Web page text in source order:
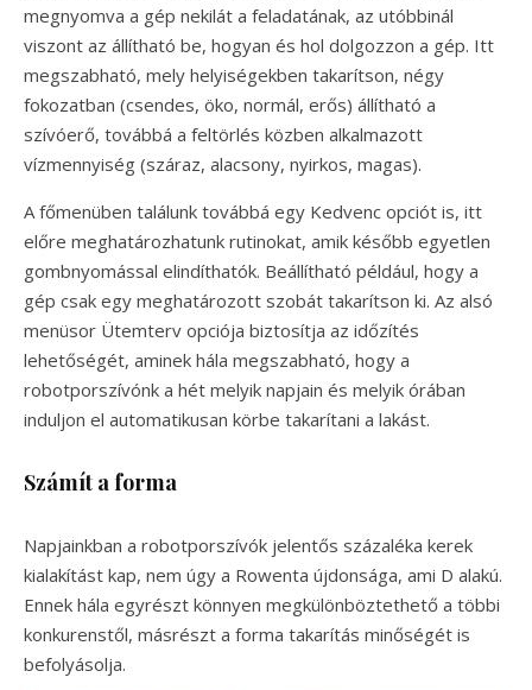
megnyomva a gép nekilát a feladatának, az utóbbinál
viszont az állítható be, hogyan és hol dolgozzon a gép. Itt
megszabható, mely helyiségekben takarítson, négy
fokozatban (csendes, öko, normál, erős) állítható a
szívóerő, továbbá a feltörlés közben alkalmazott
vízmennyiség (száraz, alacsony, nyirkos, magas).
A főmenüben találunk továbbá egy Kedvenc opciót is, itt
előre meghatározhatunk rutinokat, amik később egyetlen
gombnyomással elindíthatók. Beállítható például, hogy a
gép csak egy meghatározott szobát takarítson ki. Az alsó
menüsor Ütemterv opciója biztosítja az időzítés
lehetőségét, aminek hála megszabható, hogy a
robotporszívónk a hét melyik napjain és melyik órában
induljon el automatikusan körbe takarítani a lakást.
Számít a forma
Napjainkban a robotporszívók jelentős százaléka kerek
kialakítást kap, nem úgy a Rowenta újdonsága, ami D alakú.
Ennek hála egyrészt könnyen megkülönböztethető a többi
konkurenstől, másrészt a forma takarítás minőségét is
befolyásolja.